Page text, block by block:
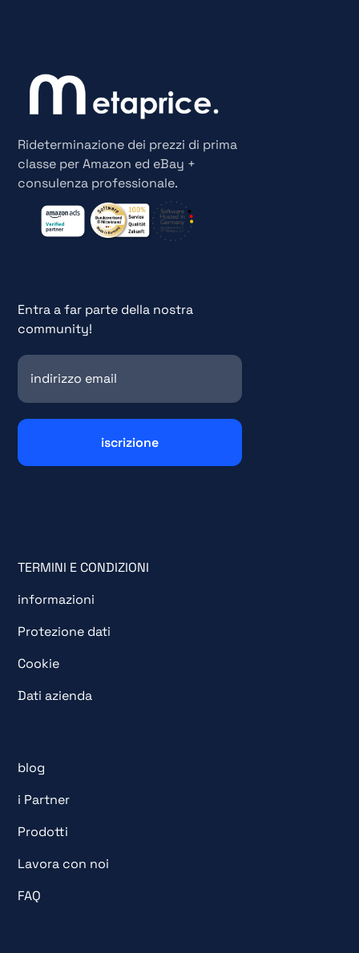
Rideterminazione dei prezzi di prima
classe per Amazon ed eBay +
consulenza professionale.
Entra a far parte della nostra
community!
TERMINI E CONDIZIONI
informazioni
Protezione dati
Cookie
Dati azienda
blog
i Partner
Prodotti
Lavora con noi
FAQ